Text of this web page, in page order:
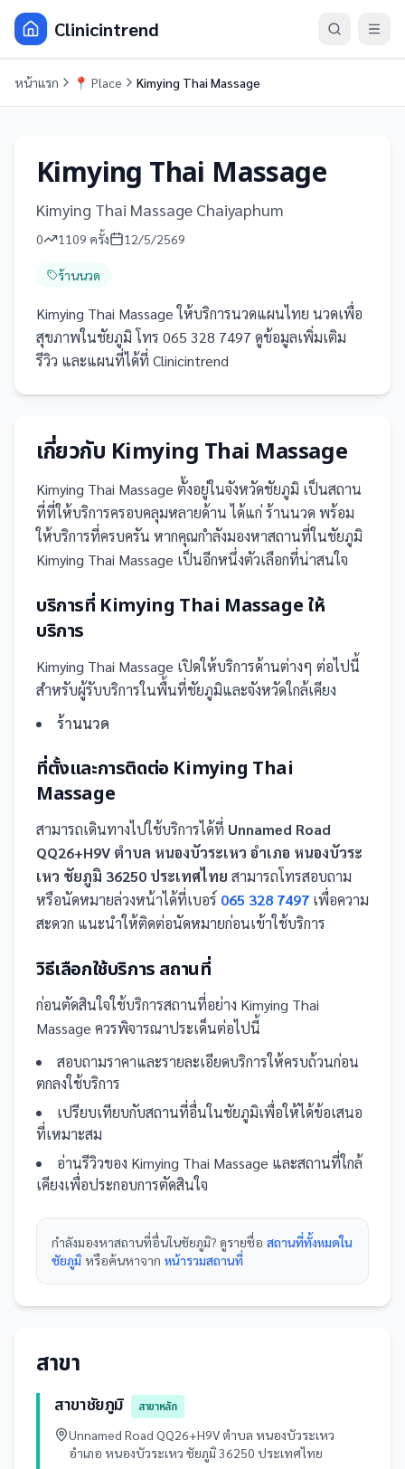
Clinicintrend
หน้าแรก 📍 Place Kimying Thai Massage
Kimying Thai Massage
Kimying Thai Massage Chaiyaphum
0 1109 ครั้ง 12/5/2569
ร้านนวด
Kimying Thai Massage ให้บริการนวดแผนไทย นวดเพื่อ
สุขภาพในชัยภูมิ โทร 065 328 7497 ดูข้อมูลเพิ่มเติม
รีวิว และแผนที่ได้ที่ Clinicintrend
เกี่ยวกับ Kimying Thai Massage
Kimying Thai Massage ตั้งอยู่ในจังหวัดชัยภูมิ เป็นสถาน
ที่ที่ให้บริการครอบคลุมหลายด้าน ได้แก่ ร้านนวด พร้อม
ให้บริการที่ครบครัน หากคุณกำลังมองหาสถานที่ในชัยภูมิ
Kimying Thai Massage เป็นอีกหนึ่งตัวเลือกที่น่าสนใจ
บริการที่ Kimying Thai Massage ให้
บริการ
Kimying Thai Massage เปิดให้บริการด้านต่างๆ ต่อไปนี้
สำหรับผู้รับบริการในพื้นที่ชัยภูมิและจังหวัดใกล้เคียง
ร้านนวด
ที่ตั้งและการติดต่อ Kimying Thai
Massage
สามารถเดินทางไปใช้บริการได้ที่ Unnamed Road
QQ26+H9V ตำบล หนองบัวระเหว อำเภอ หนองบัวระ
เหว ชัยภูมิ 36250 ประเทศไทย สามารถโทรสอบถาม
หรือนัดหมายล่วงหน้าได้ที่เบอร์ 065 328 7497 เพื่อความ
สะดวก แนะนำให้ติดต่อนัดหมายก่อนเข้าใช้บริการ
วิธีเลือกใช้บริการ สถานที่
ก่อนตัดสินใจใช้บริการสถานที่อย่าง Kimying Thai
Massage ควรพิจารณาประเด็นต่อไปนี้
สอบถามราคาและรายละเอียดบริการให้ครบถ้วนก่อน
ตกลงใช้บริการ
เปรียบเทียบกับสถานที่อื่นในชัยภูมิเพื่อให้ได้ข้อเสนอ
ที่เหมาะสม
อ่านรีวิวของ Kimying Thai Massage และสถานที่ใกล้
เคียงเพื่อประกอบการตัดสินใจ
กำลังมองหาสถานที่อื่นในชัยภูมิ? ดูรายชื่อ สถานที่ทั้งหมดใน
ชัยภูมิ หรือค้นหาจาก หน้ารวมสถานที่
สาขา
สาขาชัยภูมิ
สาขาหลัก
Unnamed Road QQ26+H9V ตำบล หนองบัวระเหว
อำเภอ หนองบัวระเหว ชัยภูมิ 36250 ประเทศไทย